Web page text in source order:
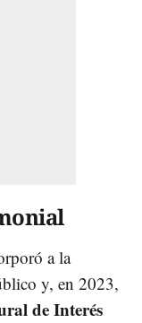
a la
y, en 2023,
de Interés